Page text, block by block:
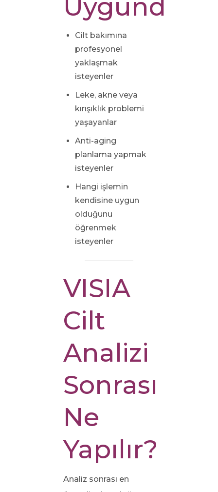
Uygundur?
Cilt bakımına
profesyonel
yaklaşmak
isteyenler
Leke, akne veya
kırışıklık problemi
yaşayanlar
Anti-aging
planlama yapmak
isteyenler
Hangi işlemin
kendisine uygun
olduğunu
öğrenmek
isteyenler
VISIA
Cilt
Analizi
Sonrası
Ne
Yapılır?
Analiz sonrası en